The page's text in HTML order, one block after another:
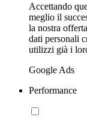
Accettando
meglio il
la nostra
dati personali
utilizzi già i
Google Ads
Performance